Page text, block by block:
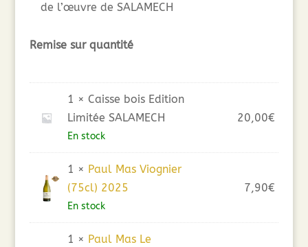
de l’œuvre de SALAMECH
Remise sur quantité
1 × Caisse bois Edition
Limitée SALAMECH
En stock
20,00€
1 × Paul Mas Viognier
(75cl) 2025
En stock
7,90€
1 × Paul Mas Le